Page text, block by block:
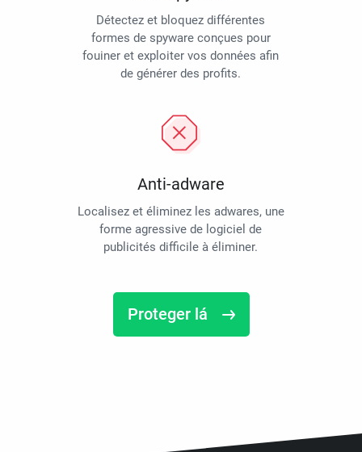
Détectez et bloquez différentes
formes de spyware conçues pour
fouiner et exploiter vos données afin
de générer des profits.
Anti-adware
Localisez et éliminez les adwares, une
forme agressive de logiciel de
publicités difficile à éliminer.
Proteger lá